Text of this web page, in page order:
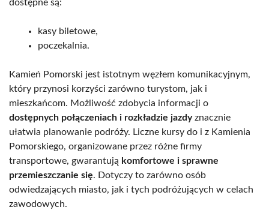
dostępne są:
kasy biletowe,
poczekalnia.
Kamień Pomorski jest istotnym węzłem komunikacyjnym,
który przynosi korzyści zarówno turystom, jak i
mieszkańcom. Możliwość zdobycia informacji o
dostępnych połączeniach i rozkładzie jazdyznacznie
ułatwia planowanie podróży. Liczne kursy do i z Kamienia
Pomorskiego, organizowane przez różne firmy
transportowe, gwarantują komfortowe i sprawne
przemieszczanie się. Dotyczy to zarówno osób
odwiedzających miasto, jak i tych podróżujących w celach
zawodowych.